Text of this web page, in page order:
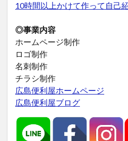
10時間以上かけて作って自己
◎事業内容
ホームページ制作
ロゴ制作
名刺制作
チラシ制作
広島便利屋ホームページ
広島便利屋ブログ